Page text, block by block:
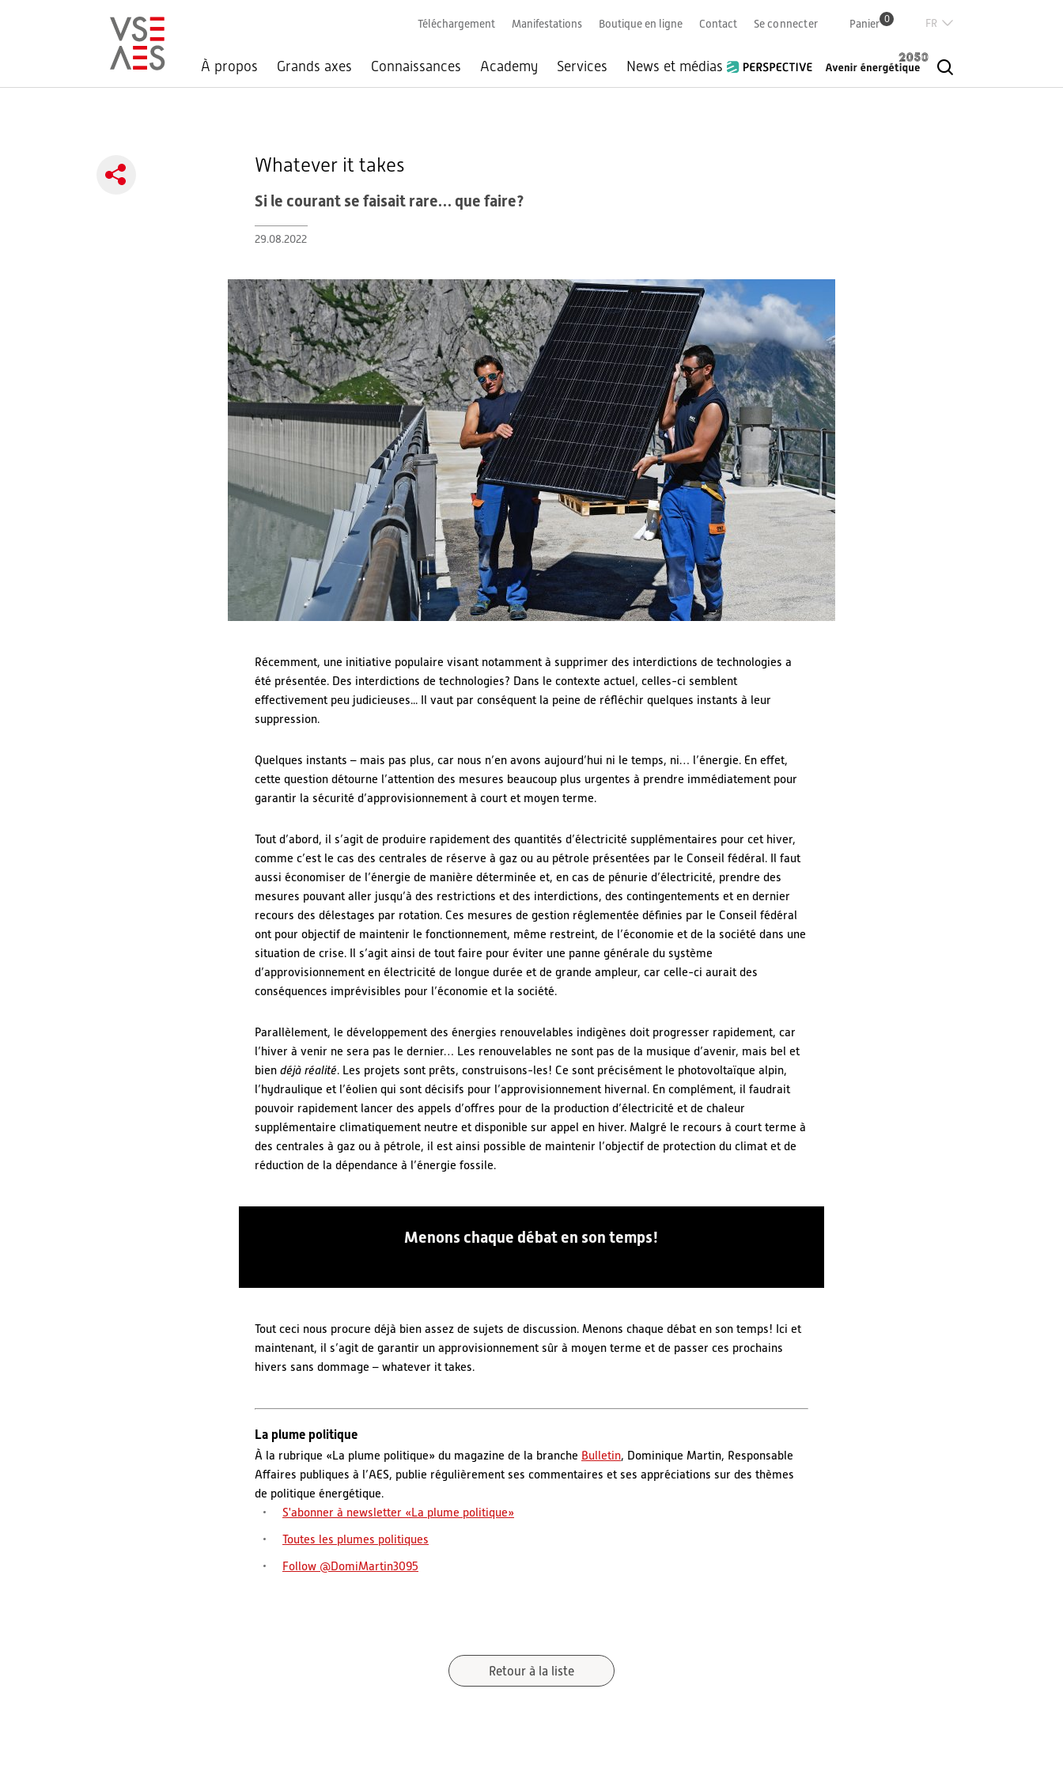
À propos Grands axes Connaissances Academy Services News et médias
Téléchargement Manifestations Boutique en ligne Contact Se connecter Panier 0
Whatever it takes
Si le courant se faisait rare… que faire?
29.08.2022
Récemment, une initiative populaire visant notamment à supprimer des interdictions de technologies a
été présentée. Des interdictions de technologies? Dans le contexte actuel, celles-ci semblent
effectivement peu judicieuses... Il vaut par conséquent la peine de réfléchir quelques instants à leur
suppression.
Quelques instants – mais pas plus, car nous n’en avons aujourd’hui ni le temps, ni… l’énergie. En effet,
cette question détourne l’attention des mesures beaucoup plus urgentes à prendre immédiatement pour
garantir la sécurité d’approvisionnement à court et moyen terme.
Tout d’abord, il s’agit de produire rapidement des quantités d’électricité supplémentaires pour cet hiver,
comme c’est le cas des centrales de réserve à gaz ou au pétrole présentées par le Conseil fédéral. Il faut
aussi économiser de l’énergie de manière déterminée et, en cas de pénurie d’électricité, prendre des
mesures pouvant aller jusqu’à des restrictions et des interdictions, des contingentements et en dernier
recours des délestages par rotation. Ces mesures de gestion réglementée définies par le Conseil fédéral
ont pour objectif de maintenir le fonctionnement, même restreint, de l’économie et de la société dans une
situation de crise. Il s’agit ainsi de tout faire pour éviter une panne générale du système
d’approvisionnement en électricité de longue durée et de grande ampleur, car celle-ci aurait des
conséquences imprévisibles pour l’économie et la société.
Parallèlement, le développement des énergies renouvelables indigènes doit progresser rapidement, car
l’hiver à venir ne sera pas le dernier… Les renouvelables ne sont pas de la musique d’avenir, mais bel et
bien déjà réalité. Les projets sont prêts, construisons-les! Ce sont précisément le photovoltaïque alpin,
l’hydraulique et l’éolien qui sont décisifs pour l’approvisionnement hivernal. En complément, il faudrait
pouvoir rapidement lancer des appels d’offres pour de la production d’électricité et de chaleur
supplémentaire climatiquement neutre et disponible sur appel en hiver. Malgré le recours à court terme à
des centrales à gaz ou à pétrole, il est ainsi possible de maintenir l’objectif de protection du climat et de
réduction de la dépendance à l’énergie fossile.
Menons chaque débat en son temps!
Tout ceci nous procure déjà bien assez de sujets de discussion. Menons chaque débat en son temps! Ici et
maintenant, il s’agit de garantir un approvisionnement sûr à moyen terme et de passer ces prochains
hivers sans dommage – whatever it takes.
La plume politique
À la rubrique «La plume politique» du magazine de la branche Bulletin, Dominique Martin, Responsable
Affaires publiques à l’AES, publie régulièrement ses commentaires et ses appréciations sur des thèmes
de politique énergétique.
S'abonner à newsletter «La plume politique»
Toutes les plumes politiques
Follow @DomiMartin3095
Retour à la liste